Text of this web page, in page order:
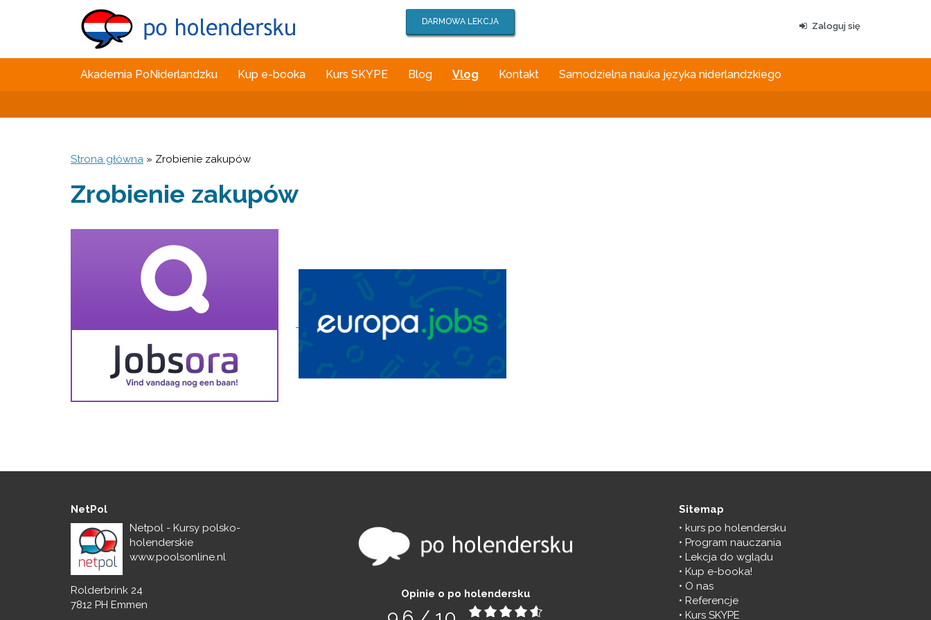
DARMOWA LEKCJA Zaloguj się
Akademia PoNiderlandzku Kup e-booka Kurs SKYPE Blog Vlog Kontakt Samodzielna nauka języka niderlandzkiego
Strona główna » Zrobienie zakupów
Zrobienie zakupów
NetPol
Netpol - Kursy polsko-
holenderskie
www.poolsonline.nl
Rolderbrink 24
7812 PH Emmen
Opinie o po holendersku
Sitemap
kurs po holendersku
Program nauczania
Lekcja do wglądu
Kup e-booka!
O nas
Referencje
Kurs SKYPE